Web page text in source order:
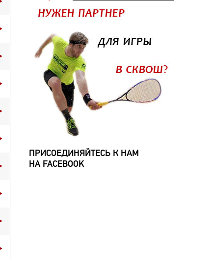
ПРИСОЕДИНЯЙТЕСЬ К НАМ
НА FACEBOOK